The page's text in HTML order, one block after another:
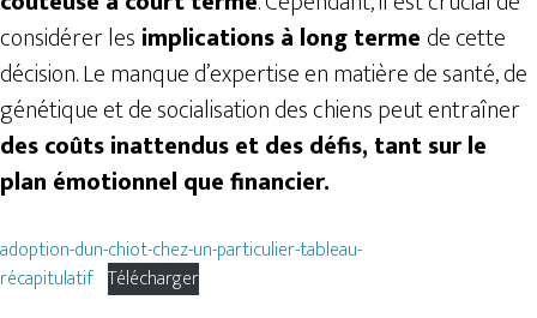
considérer les implications à long terme de cette
décision. Le manque d’expertise en matière de santé, de
génétique et de socialisation des chiens peut entraîner
des coûts inattendus et des défis, tant sur le
plan émotionnel que financier.
adoption-dun-chiot-chez-un-particulier-tableau-
récapitulatif Télécharger